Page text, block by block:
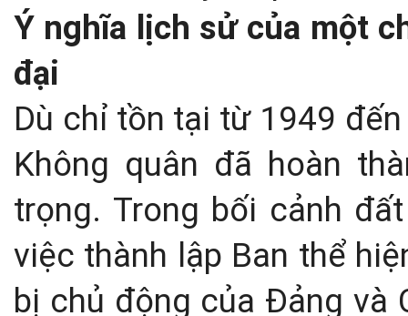
Ý nghĩa lịch sử của một
đại
Dù chỉ tồn tại từ 1949
Không quân đã hoàn
trọng. Trong bối cảnh
việc thành lập Ban thể
bị chủ động của Đảng và